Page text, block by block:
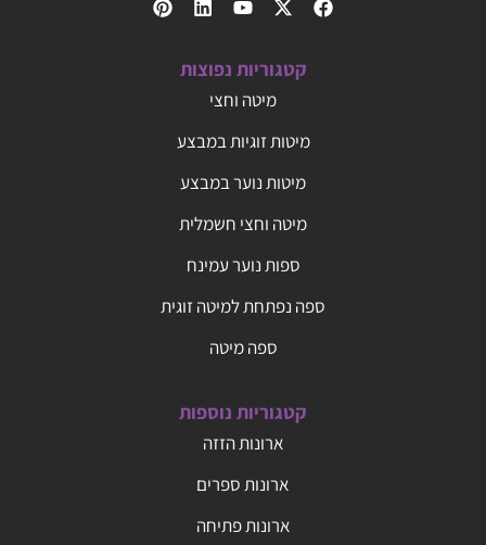
קטגוריות נפוצות
מיטה וחצי
מיטות זוגיות במבצע
מיטות נוער במבצע
מיטה וחצי חשמלית
ספות נוער עמינח
ספה נפתחת למיטה זוגית
ספה מיטה
קטגוריות נוספות
ארונות הזזה
ארונות ספרים
ארונות פתיחה